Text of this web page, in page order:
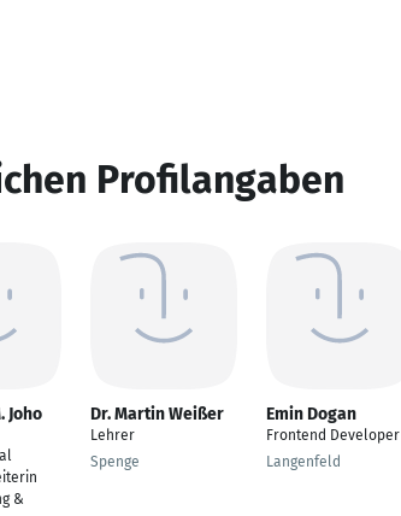
Profilangaben
Joho
&
Dr. Martin Weißer
Lehrer
Spenge
Emin Dogan
Frontend Developer
Langenfeld